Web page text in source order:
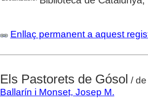
Enllaç permanent a aquest
Els Pastorets de Gósol /
Ballarín i Monset, Josep M.